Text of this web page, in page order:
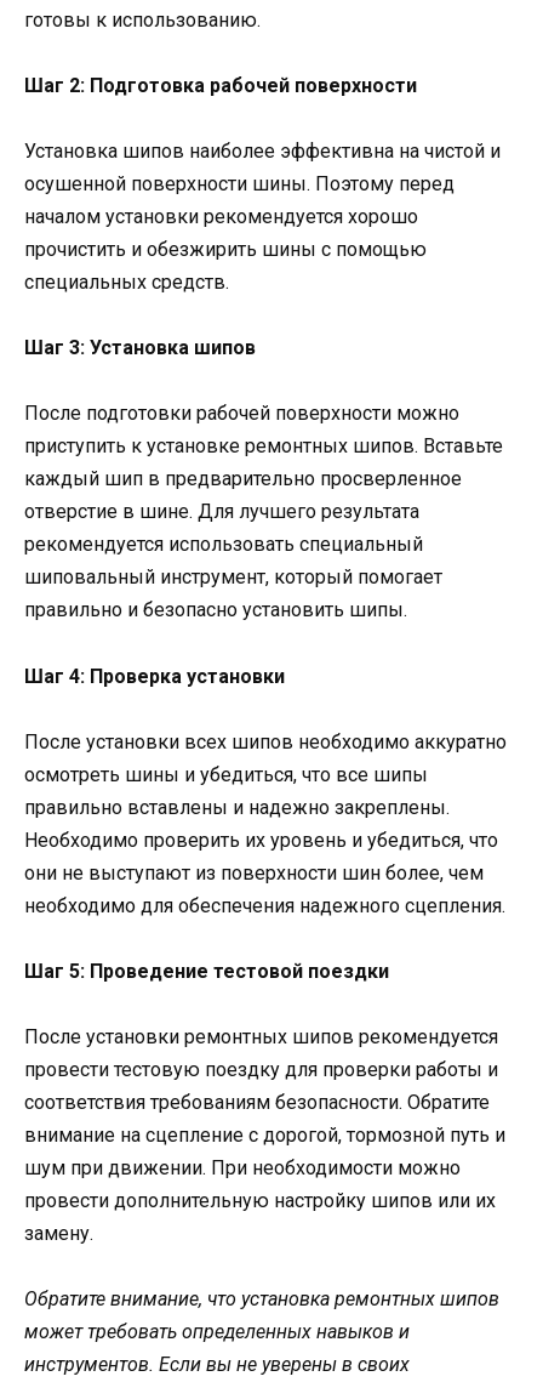
готовы к использованию.
Шаг 2: Подготовка рабочей поверхности
Установка шипов наиболее эффективна на чистой и
осушенной поверхности шины. Поэтому перед
началом установки рекомендуется хорошо
прочистить и обезжирить шины с помощью
специальных средств.
Шаг 3: Установка шипов
После подготовки рабочей поверхности можно
приступить к установке ремонтных шипов. Вставьте
каждый шип в предварительно просверленное
отверстие в шине. Для лучшего результата
рекомендуется использовать специальный
шиповальный инструмент, который помогает
правильно и безопасно установить шипы.
Шаг 4: Проверка установки
После установки всех шипов необходимо аккуратно
осмотреть шины и убедиться, что все шипы
правильно вставлены и надежно закреплены.
Необходимо проверить их уровень и убедиться, что
они не выступают из поверхности шин более, чем
необходимо для обеспечения надежного сцепления.
Шаг 5: Проведение тестовой поездки
После установки ремонтных шипов рекомендуется
провести тестовую поездку для проверки работы и
соответствия требованиям безопасности. Обратите
внимание на сцепление с дорогой, тормозной путь и
шум при движении. При необходимости можно
провести дополнительную настройку шипов или их
замену.
Обратите внимание, что установка ремонтных шипов
может требовать определенных навыков и
инструментов. Если вы не уверены в своих